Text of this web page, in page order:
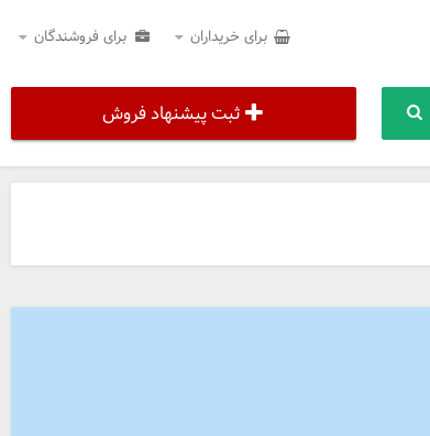
برای خریداران برای فروشندگان
ثبت پیشنهاد فروش